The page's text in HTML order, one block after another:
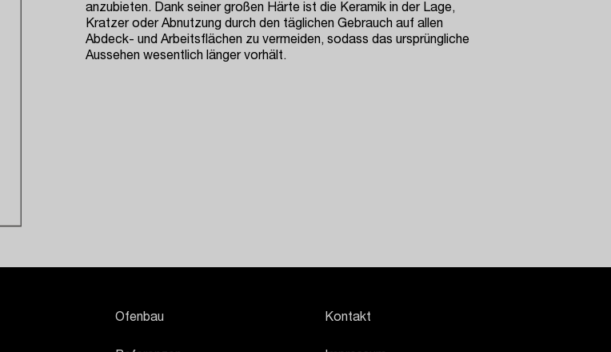
anzubieten. Dank seiner großen Härte ist die Keramik in der Lage,
Kratzer oder Abnutzung durch den täglichen Gebrauch auf allen
Abdeck- und Arbeitsflächen zu vermeiden, sodass das ursprüngliche
Aussehen wesentlich länger vorhält.
Ofenbau Kontakt